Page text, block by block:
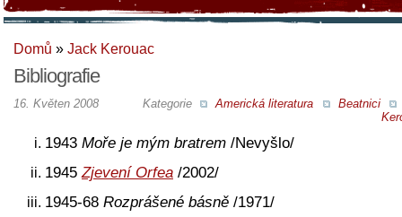
Domů » Jack Kerouac
Bibliografie
Kategorie Americká literatura
Beatnici
16. Květen 2008
1943 Moře je mým bratrem /Nevyšlo/
1945 Zjevení Orfea /2002/
1945-68 Rozprášené básně /1971/